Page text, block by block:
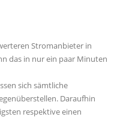
Stromanbieter in
das in nur ein paar Minuten
sich sämtliche
Daraufhin
respektive einen